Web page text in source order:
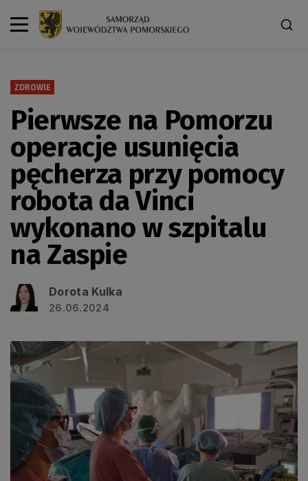
ZDROWIE
Pierwsze na Pomorzu
operacje usunięcia
pęcherza przy pomocy
robota da Vinci
wykonano w szpitalu
na Zaspie
Dorota Kulka
26.06.2024